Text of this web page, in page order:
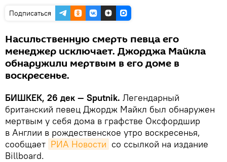
Подписаться
Насильственную смерть певца его
менеджер исключает. Джорджа Майкла
обнаружили мертвым в его доме в
воскресенье.
БИШКЕК, 26 дек — Sputnik. Легендарный
британский певец Джордж Майкл был обнаружен
мертвым у себя дома в графстве Оксфордшир
в Англии в рождественское утро воскресенья,
сообщает РИА Новости со ссылкой на издание
Billboard.